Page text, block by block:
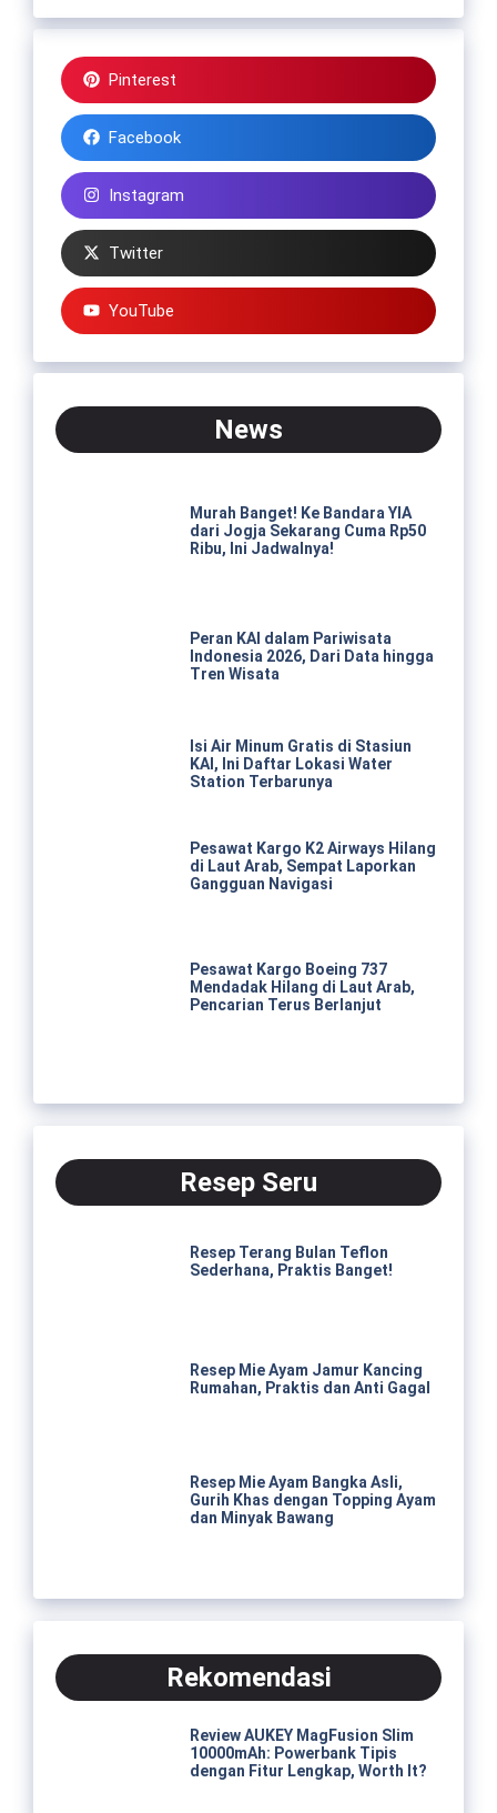
Pinterest
Facebook
Instagram
Twitter
YouTube
News
Murah Banget! Ke Bandara YIA
dari Jogja Sekarang Cuma Rp50
Ribu, Ini Jadwalnya!
Peran KAI dalam Pariwisata
Indonesia 2026, Dari Data hingga
Tren Wisata
Isi Air Minum Gratis di Stasiun
KAI, Ini Daftar Lokasi Water
Station Terbarunya
Pesawat Kargo K2 Airways Hilang
di Laut Arab, Sempat Laporkan
Gangguan Navigasi
Pesawat Kargo Boeing 737
Mendadak Hilang di Laut Arab,
Pencarian Terus Berlanjut
Resep Seru
Resep Terang Bulan Teflon
Sederhana, Praktis Banget!
Resep Mie Ayam Jamur Kancing
Rumahan, Praktis dan Anti Gagal
Resep Mie Ayam Bangka Asli,
Gurih Khas dengan Topping Ayam
dan Minyak Bawang
Rekomendasi
Review AUKEY MagFusion Slim
10000mAh: Powerbank Tipis
dengan Fitur Lengkap, Worth It?